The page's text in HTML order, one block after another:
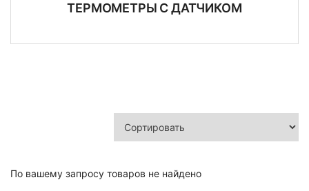
ТЕРМОМЕТРЫ С ДАТЧИКОМ
По вашему запросу товаров не найдено